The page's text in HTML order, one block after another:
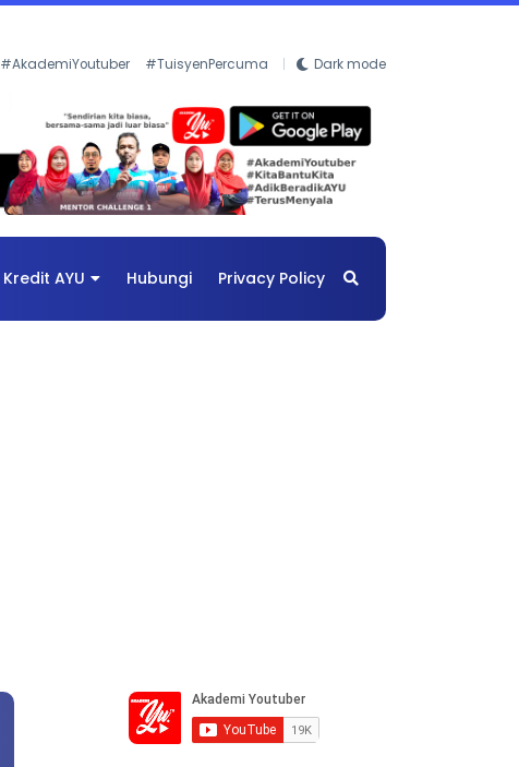
#AkademiYoutuber #TuisyenPercuma Dark mode
Kredit AYU Hubungi Privacy Policy